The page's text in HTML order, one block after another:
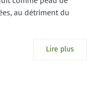
au détriment du
Lire plus